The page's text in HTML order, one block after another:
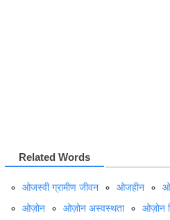
Related Words
ओजस्वी ग्रामीण जीवन ओजहीन
ओज़ोन
ओज़ोन अस्वस्थता ओज़ोन